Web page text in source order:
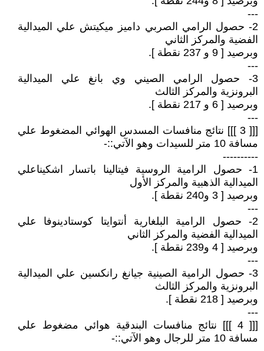
---
2- حصول الرامي الصربي داميز ميكيتش علي الميدالية
الفضية والمركز الثاني
وبرصيد [ 9 و 237 نقطة ].
---
3- حصول الرامي الصيني وي بانغ علي الميدالية
البرونزية والمركز الثالث
وبرصيد [ 6 و 217 نقطة ].
---
[[[ 3 ]]] نتائج منافسات المسدس الهوائي المضغوط علي
مسافة 10 متر للسيدات وهو الآتي::-
----------
1- حصول الرامية الروسية فيتالينا باتسار اشكيناعلي
الميدالية الذهبية والمركز الأول
وبرصيد [ 3 و240 نقطة ].
---
2- حصول الرامية البلغارية أنتوايتا كوستادينوفا علي
الميدالية الفضية والمركز الثاني
وبرصيد [ 4 و239 نقطة ].
---
3- حصول الرامية الصينية جيانغ رانكسين علي الميدالية
البرونزية والمركز الثالث
وبرصيد [ 218 نقطة ].
---
[[[ 4 ]]] نتائج منافسات البندقية هوائي مضغوط علي
مسافة 10 متر للرجال وهو الآتي::-